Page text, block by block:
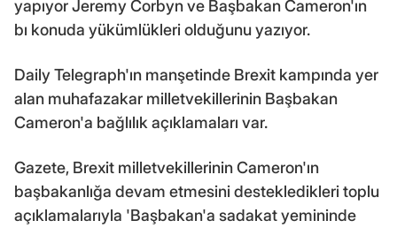
yapıyor Jeremy Corbyn ve Başbakan Cameron'ın
bı konuda yükümlükleri olduğunu yazıyor.
Daily Telegraph'ın manşetinde Brexit kampında yer
alan muhafazakar milletvekillerinin Başbakan
Cameron'a bağlılık açıklamaları var.
Gazete, Brexit milletvekillerinin Cameron'ın
başbakanlığa devam etmesini destekledikleri toplu
açıklamalarıyla 'Başbakan'a sadakat yemininde